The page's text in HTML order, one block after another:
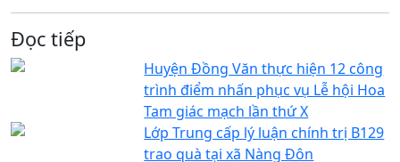
Đọc tiếp
Huyện Đồng Văn thực hiện 12 công
trình điểm nhấn phục vụ Lễ hội Hoa
Tam giác mạch lần thứ X
Lớp Trung cấp lý luận chính trị B129
trao quà tại xã Nàng Đôn